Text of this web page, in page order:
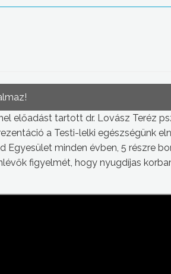
előadást tartott dr. Lovász Teréz
a Testi-lelki egészségünk
minden évben, 5 részre
figyelmét, hogy nyugdíjas